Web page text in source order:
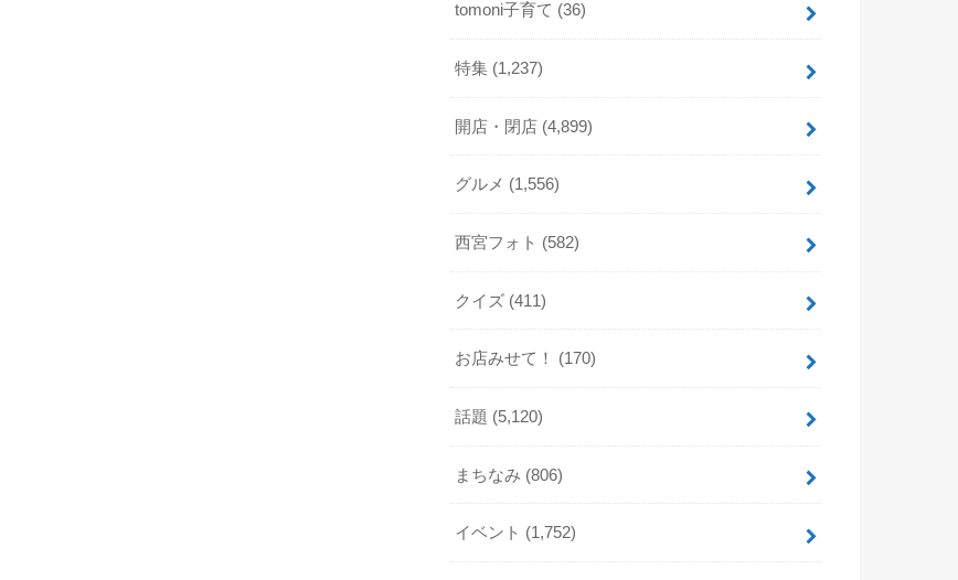
tomoni子育て (36)
特集 (1,237)
開店・閉店 (4,899)
グルメ (1,556)
西宮フォト (582)
クイズ (411)
お店みせて！ (170)
話題 (5,120)
まちなみ (806)
イベント (1,752)